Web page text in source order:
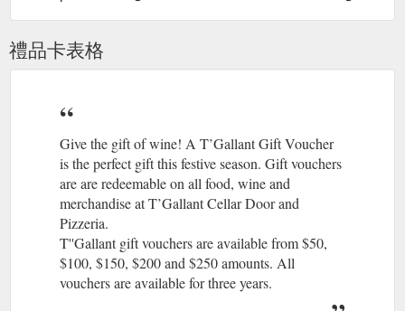
禮品卡表格
Give the gift of wine! A T’Gallant Gift Voucher
is the perfect gift this festive season. Gift vouchers
are are redeemable on all food, wine and
merchandise at T’Gallant Cellar Door and
Pizzeria.
T''Gallant gift vouchers are available from $50,
$100, $150, $200 and $250 amounts. All
vouchers are available for three years.